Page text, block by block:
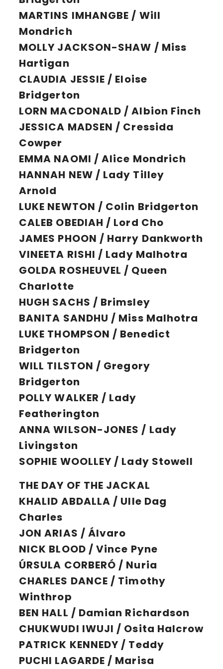
MARTINS IMHANGBE / Will
Mondrich
MOLLY JACKSON-SHAW / Miss
Hartigan
CLAUDIA JESSIE / Eloise
Bridgerton
LORN MACDONALD / Albion Finch
JESSICA MADSEN / Cressida
Cowper
EMMA NAOMI / Alice Mondrich
HANNAH NEW / Lady Tilley
Arnold
LUKE NEWTON / Colin Bridgerton
CALEB OBEDIAH / Lord Cho
JAMES PHOON / Harry Dankworth
VINEETA RISHI / Lady Malhotra
GOLDA ROSHEUVEL / Queen
Charlotte
HUGH SACHS / Brimsley
BANITA SANDHU / Miss Malhotra
LUKE THOMPSON / Benedict
Bridgerton
WILL TILSTON / Gregory
Bridgerton
POLLY WALKER / Lady
Featherington
ANNA WILSON-JONES / Lady
Livingston
SOPHIE WOOLLEY / Lady Stowell
THE DAY OF THE JACKAL
KHALID ABDALLA / Ulle Dag
Charles
JON ARIAS / Álvaro
NICK BLOOD / Vince Pyne
ÚRSULA CORBERÓ / Nuria
CHARLES DANCE / Timothy
Winthrop
BEN HALL / Damian Richardson
CHUKWUDI IWUJI / Osita Halcrow
PATRICK KENNEDY / Teddy
PUCHI LAGARDE / Marisa